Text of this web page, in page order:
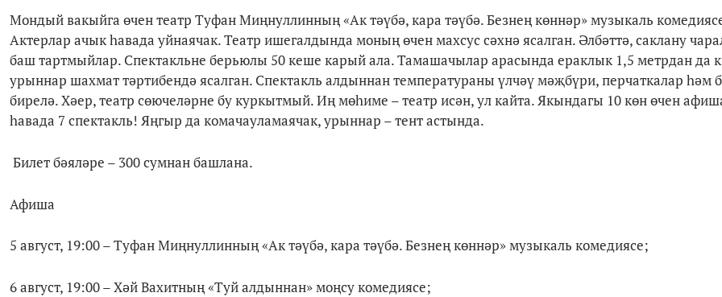
Мондый вакыйга өчен театр Туфан Миңнуллинның «Ак тәүбә, кара тәүбә. Безнең көннәр» музыкаль
Актерлар ачык һавада уйнаячак. Театр ишегалдында моның өчен махсус сәхнә ясалган. Әлбәттә, саклану
баш тартмыйлар. Спектакльне берьюлы 50 кеше карый ала. Тамашачылар арасында ераклык 1,5 метрдан да
урыннар шахмат тәртибендә ясалган. Спектакль алдыннан температураны үлчәү мәҗбүри, перчаткалар һәм
бирелә. Хәер, театр сөючеләрне бу куркытмый. Иң мөһиме – театр исән, ул кайта. Якындагы 10 көн өчен
һавада 7 спектакль! Яңгыр да комачауламаячак, урыннар – тент астында.
Билет бәяләре – 300 сумнан башлана.
Афиша
5 август, 19:00 – Туфан Миңнуллинның «Ак тәүбә, кара тәүбә. Безнең көннәр» музыкаль комедиясе;
6 август, 19:00 – Хәй Вахитның «Туй алдыннан» моңсу комедиясе;